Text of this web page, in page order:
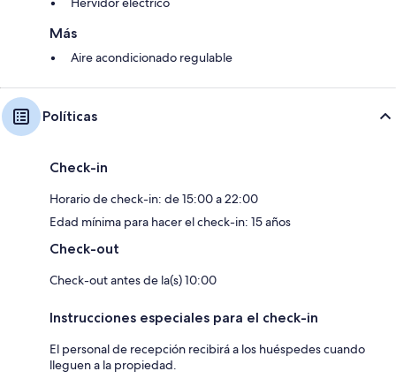
Más
Aire acondicionado regulable
Políticas
Check-in
Horario de check-in: de 15:00 a 22:00
Edad mínima para hacer el check-in: 15 años
Check-out
Check-out antes de la(s) 10:00
Instrucciones especiales para el check-in
El personal de recepción recibirá a los huéspedes cuando
lleguen a la propiedad.